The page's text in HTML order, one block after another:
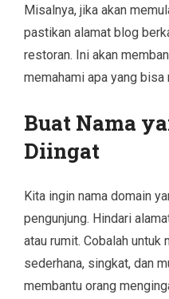
Misalnya, jika akan
pastikan alamat blog
restoran. Ini akan
memahami apa yang
Buat Nama
Diingat
Kita ingin nama domain
pengunjung. Hindari
atau rumit. Cobalah untuk
sederhana, singkat, dan
membantu orang